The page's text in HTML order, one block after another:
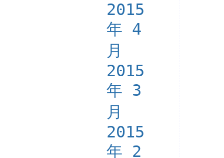
2015
年 4
月
2015
年 3
月
2015
年 2